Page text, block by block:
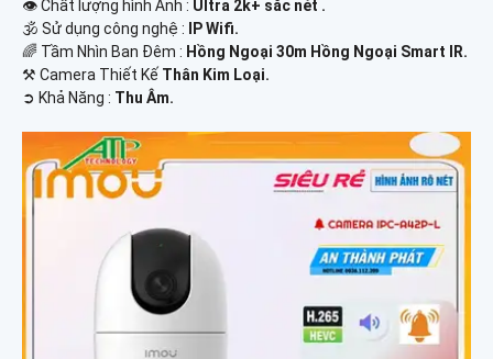
👁 Chất lượng hình Ảnh : Ultra 2k+ sắc nét .
🕉️ Sử dụng công nghệ :
IP Wifi.
🌈 Tầm Nhìn Ban Đêm : Hồng Ngoại 30m Hồng Ngoại Smart IR.
⚒ Camera Thiết Kế Thân Kim Loại.
️➲ Khả Năng : Thu Âm.